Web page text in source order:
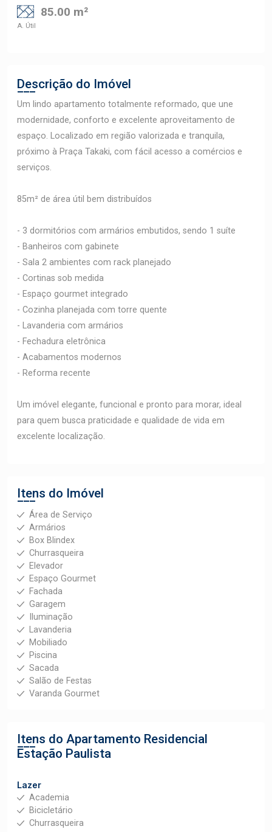
85.00 m²
A. Útil
Descrição do Imóvel
Um lindo apartamento totalmente reformado, que une
modernidade, conforto e excelente aproveitamento de
espaço. Localizado em região valorizada e tranquila,
próximo à Praça Takaki, com fácil acesso a comércios e
serviços.
85m² de área útil bem distribuídos
- 3 dormitórios com armários embutidos, sendo 1 suíte
- Banheiros com gabinete
- Sala 2 ambientes com rack planejado
- Cortinas sob medida
- Espaço gourmet integrado
- Cozinha planejada com torre quente
- Lavanderia com armários
- Fechadura eletrônica
- Acabamentos modernos
- Reforma recente
Um imóvel elegante, funcional e pronto para morar, ideal
para quem busca praticidade e qualidade de vida em
excelente localização.
Itens do Imóvel
Área de Serviço
Armários
Box Blindex
Churrasqueira
Elevador
Espaço Gourmet
Fachada
Garagem
Iluminação
Lavanderia
Mobiliado
Piscina
Sacada
Salão de Festas
Varanda Gourmet
Itens do Apartamento Residencial
Estação Paulista
Lazer
Academia
Bicicletário
Churrasqueira